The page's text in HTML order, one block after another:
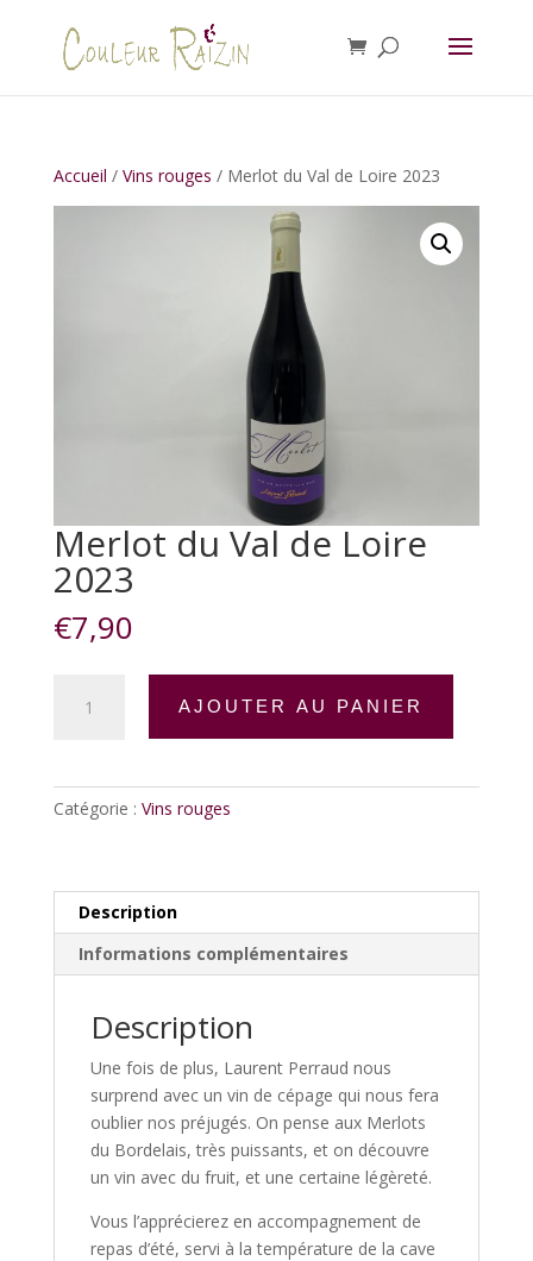
Accueil / Vins rouges / Merlot du Val de Loire 2023
Merlot du Val de Loire
2023
€7,90
AJOUTER AU PANIER
Catégorie : Vins rouges
Description
Informations complémentaires
Description
Une fois de plus, Laurent Perraud nous
surprend avec un vin de cépage qui nous fera
oublier nos préjugés. On pense aux Merlots
du Bordelais, très puissants, et on découvre
un vin avec du fruit, et une certaine légèreté.
Vous l’apprécierez en accompagnement de
repas d’été, servi à la température de la cave